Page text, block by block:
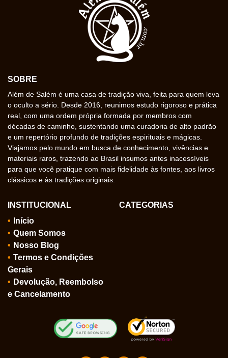
SOBRE
Além de Salém é uma casa de tradição viva, feita para quem leva
o oculto a sério. Desde 2016, reunimos estudo rigoroso e prática
real, com uma ordem própria formada por membros com
décadas de caminho, sustentando uma curadoria de alto padrão
e um repertório profundo de tradições espirituais e mágicas.
Viajamos pelo mundo em busca de conhecimento, vivências e
materiais raros, trazendo ao Brasil insumos antes inacessíveis
para que você pratique com mais fidelidade às fontes, aos livros
clássicos e às tradições originais.
INSTITUCIONAL
Início
Quem Somos
Nosso Blog
Termos e Condições
Gerais
Devolução, Reembolso
e Cancelamento
CATEGORIAS